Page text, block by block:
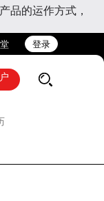
品的运作方式，
登录